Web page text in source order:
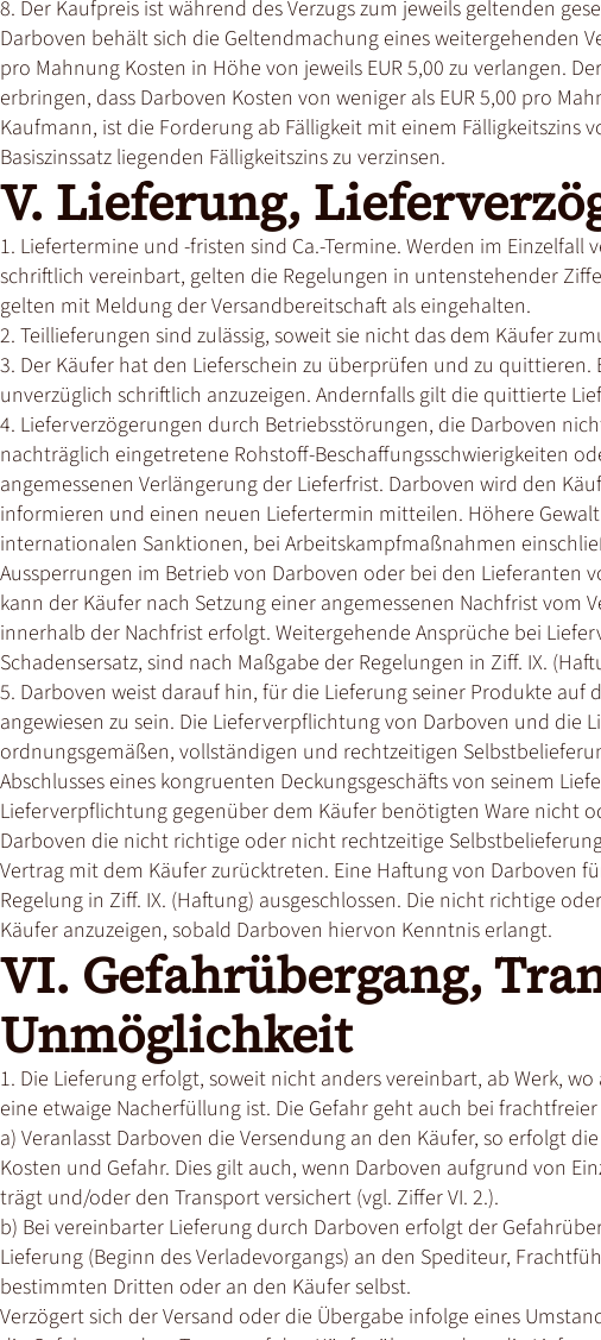
8. Der Kaufpreis ist während des Verzugs zum jeweils geltenden
Darboven behält sich die Geltendmachung eines weitergehenden
pro Mahnung Kosten in Höhe von jeweils EUR 5,00 zu verlangen.
erbringen, dass Darboven Kosten von weniger als EUR 5,00 pro
Kaufmann, ist die Forderung ab Fälligkeit mit einem Fälligkeitszins
Basiszinssatz liegenden Fälligkeitszins zu verzinsen.
V. Lieferung,
1. Liefertermine und -fristen sind Ca.-Termine. Werden im
schriftlich vereinbart, gelten die Regelungen in untenstehender
gelten mit Meldung der Versandbereitschaft als eingehalten.
2. Teillieferungen sind zulässig, soweit sie nicht das dem Käufer
3. Der Käufer hat den Lieferschein zu überprüfen und zu quittieren.
unverzüglich schriftlich anzuzeigen. Andernfalls gilt die quittierte
4. Lieferverzögerungen durch Betriebsstörungen, die Darboven
nachträglich eingetretene Rohstoff-Beschaffungsschwierigkeiten
angemessenen Verlängerung der Lieferfrist. Darboven wird den
informieren und einen neuen Liefertermin mitteilen. Höhere
internationalen Sanktionen, bei Arbeitskampfmaßnahmen
Aussperrungen im Betrieb von Darboven oder bei den Lieferanten
kann der Käufer nach Setzung einer angemessenen Nachfrist vom
innerhalb der Nachfrist erfolgt. Weitergehende Ansprüche bei
Schadensersatz, sind nach Maßgabe der Regelungen in Ziff. IX.
5. Darboven weist darauf hin, für die Lieferung seiner Produkte auf
angewiesen zu sein. Die Lieferverpflichtung von Darboven und die
ordnungsgemäßen, vollständigen und rechtzeitigen
Abschlusses eines kongruenten Deckungsgeschäfts von seinem
Lieferverpflichtung gegenüber dem Käufer benötigten Ware nicht
Darboven die nicht richtige oder nicht rechtzeitige
Vertrag mit dem Käufer zurücktreten. Eine Haftung von Darboven
Regelung in Ziff. IX. (Haftung) ausgeschlossen. Die nicht richtige
Käufer anzuzeigen, sobald Darboven hiervon Kenntnis erlangt.
VI. Gefahrübergang,
Unmöglichkeit
1. Die Lieferung erfolgt, soweit nicht anders vereinbart, ab Werk,
eine etwaige Nacherfüllung ist. Die Gefahr geht auch bei
a) Veranlasst Darboven die Versendung an den Käufer, so erfolgt
Kosten und Gefahr. Dies gilt auch, wenn Darboven aufgrund von
trägt und/oder den Transport versichert (vgl. Ziffer VI. 2.).
b) Bei vereinbarter Lieferung durch Darboven erfolgt der
Lieferung (Beginn des Verladevorgangs) an den Spediteur,
bestimmten Dritten oder an den Käufer selbst.
Verzögert sich der Versand oder die Übergabe infolge eines